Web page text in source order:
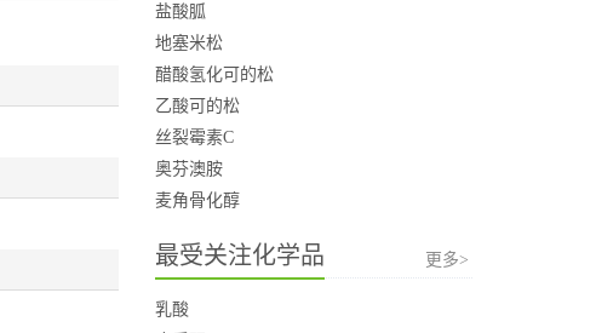
盐酸胍
地塞米松
醋酸氢化可的松
乙酸可的松
丝裂霉素C
奥芬澳胺
麦角骨化醇
最受关注化学品 更多>
乳酸